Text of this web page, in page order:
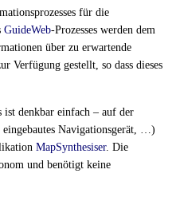
für die
GuideWeb-Prozesses werden dem
über zu erwartende
Verfügung gestellt, so dass dieses
ist denkbar einfach – auf der
Navigationsgerät, …)
MapSynthesiser. Die
und benötigt keine